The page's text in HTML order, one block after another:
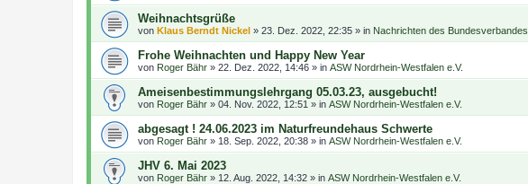
Weihnachtsgrüße
von Klaus Berndt Nickel » 23. Dez. 2022, 22:35 » in Nachrichten des Bundesverbandes
Frohe Weihnachten und Happy New Year
von Roger Bähr » 22. Dez. 2022, 14:46 » in ASW Nordrhein-Westfalen e.V.
Ameisenbestimmungslehrgang 05.03.23, ausgebucht!
von Roger Bähr » 04. Nov. 2022, 12:51 » in ASW Nordrhein-Westfalen e.V.
abgesagt ! 24.06.2023 im Naturfreundehaus Schwerte
von Roger Bähr » 18. Sep. 2022, 20:38 » in ASW Nordrhein-Westfalen e.V.
JHV 6. Mai 2023
von Roger Bähr » 12. Aug. 2022, 14:32 » in ASW Nordrhein-Westfalen e.V.